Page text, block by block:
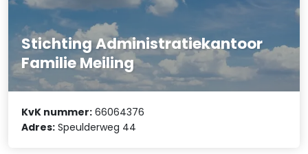
Stichting Administratiekantoor
Familie Meiling
KvK nummer: 66064376
Adres: Speulderweg 44